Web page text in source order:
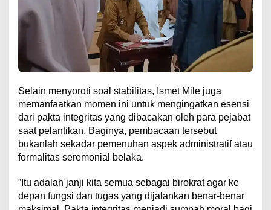
​Selain menyoroti soal stabilitas, Ismet Mile juga
memanfaatkan momen ini untuk mengingatkan esensi
dari pakta integritas yang dibacakan oleh para pejabat
saat pelantikan. Baginya, pembacaan tersebut
bukanlah sekadar pemenuhan aspek administratif atau
formalitas seremonial belaka.
​”Itu adalah janji kita semua sebagai birokrat agar ke
depan fungsi dan tugas yang dijalankan benar-benar